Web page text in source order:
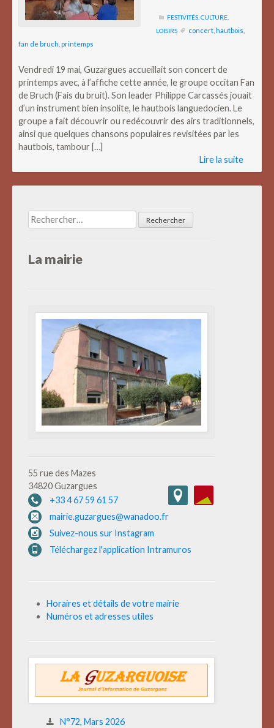
FESTIVITÉS CULTURE
LOISIRS
concert hautbois
fan de bruch printemps
Vendredi 19 mai, Guzargues accueillait son concert de
printemps avec, à l’affiche cette année, le groupe occitan Fan
de Bruch (Fais du bruit). Son leader Philippe Carcassés jouait
d’un instrument bien insolite, le hautbois languedocien. Le
groupe a fait découvrir ou redécouvrir des airs traditionnels,
ainsi que quelques chansons populaires revisitées par les
hautbois, tambour […]
Lire la suite
Rechercher :
La mairie
55 rue des Mazes
34820 Guzargues
+33 4 67 59 61 57
mairie.guzargues@wanadoo.fr
Suivez-nous sur Instagram
Téléchargez l'application Intramuros
Horaires et détails de votre mairie
Numéros et adresses utiles
N°72, Mars 2026